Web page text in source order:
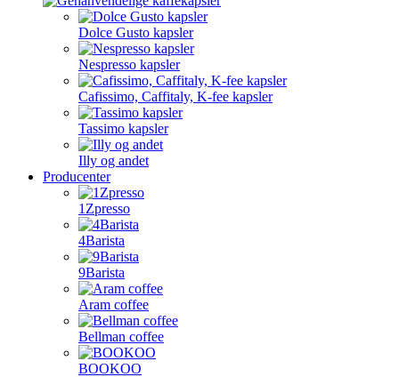
Dolce Gusto kapsler
Nespresso kapsler
Cafissimo, Caffitaly, K-fee kapsler
Tassimo kapsler
Illy og andet
Producenter
1Zpresso
4Barista
9Barista
Aram coffee
Bellman coffee
BOOKOO